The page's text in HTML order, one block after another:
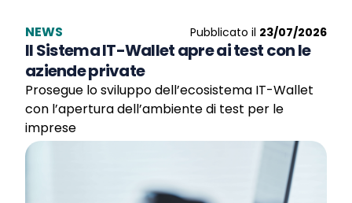
NEWS Pubblicato il 23/07/2026
Il Sistema IT-Wallet apre ai test con le
aziende private
Prosegue lo sviluppo dell’ecosistema IT-Wallet
con l’apertura dell’ambiente di test per le
imprese